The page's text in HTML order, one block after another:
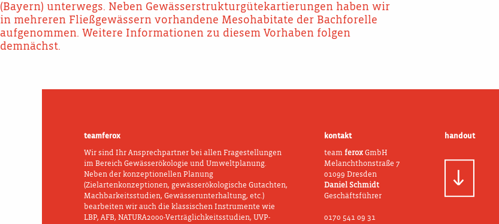
(Bayern) unterwegs. Neben Gewässerstrukturgütekartierungen haben wir
in mehreren Fließgewässern vorhandene Mesohabitate der Bachforelle
aufgenommen. Weitere Informationen zu diesem Vorhaben folgen
demnächst.
teamferox
Wir sind Ihr Ansprechpartner bei allen Fragestellungen
im Bereich Gewässerökologie und Umweltplanung.
Neben der konzeptionellen Planung
(Zielartenkonzeptionen, gewässerökologische Gutachten,
Machbarkeitsstudien, Gewässerunterhaltung, etc.)
bearbeiten wir auch die klassischen Instrumente wie
LBP, AFB, NATURA2000-Verträglichkeitsstudien, UVP-
kontakt
team ferox GmbH
Melanchthonstraße 7
01099 Dresden
Daniel Schmidt
Geschäftsführer
0170 541 09 31
handout